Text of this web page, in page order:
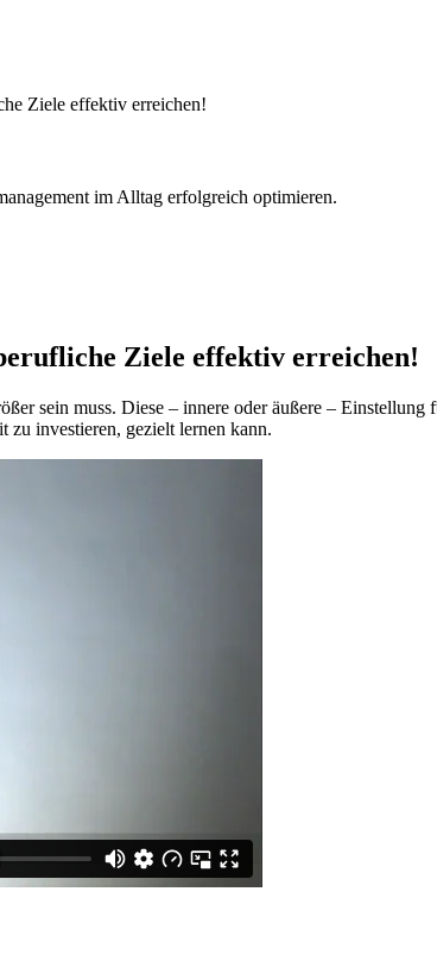
Ziele effektiv erreichen!
im Alltag erfolgreich optimieren.
Ziele effektiv erreichen!
sein muss. Diese – innere oder äußere –
zu investieren, gezielt lernen kann.